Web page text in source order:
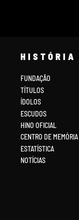
HISTÓRIA
FUNDAÇÃO
TÍTULOS
ÍDOLOS
ESCUDOS
HINO OFICIAL
CENTRO DE
ESTATÍSTICA
NOTÍCIAS